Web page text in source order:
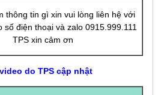
thông tin gì xin vui lòng liên hệ với
số điện thoại và zalo 0915.999.111
TPS xin cảm ơn
do TPS cập nhật